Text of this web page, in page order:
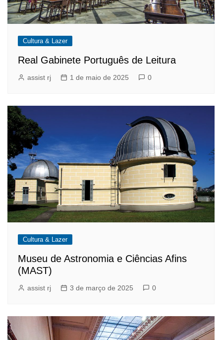
Cultura & Lazer
Real Gabinete Português de Leitura
assist rj 1 de maio de 2025 0
Cultura & Lazer
Museu de Astronomia e Ciências Afins
(MAST)
assist rj 3 de março de 2025 0